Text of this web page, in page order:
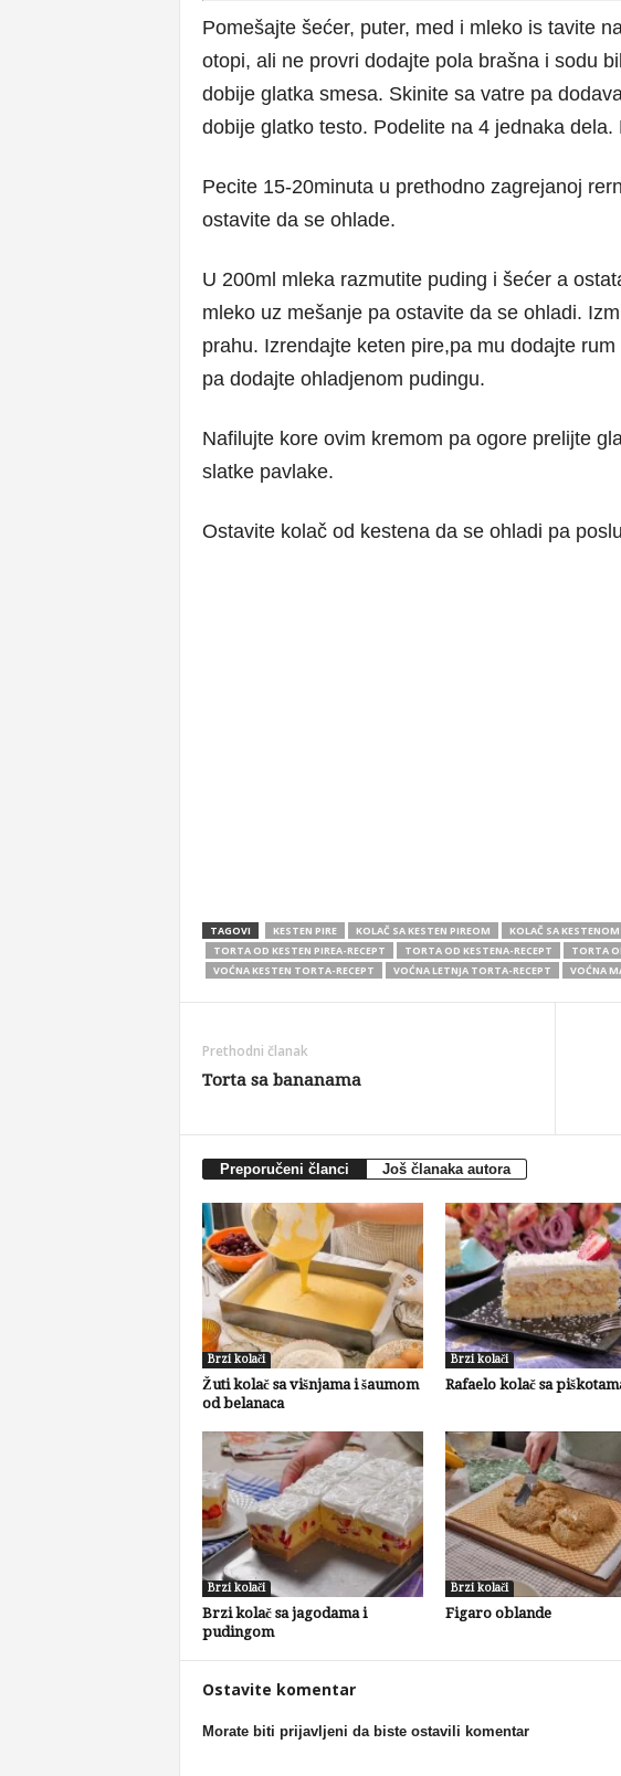
Pomešajte šećer, puter, med i mleko is tavite
otopi, ali ne provri dodajte pola brašna i sodu
dobije glatka smesa. Skinite sa vatre pa
dobije glatko testo. Podelite na 4 jednaka
Pecite 15-20minuta u prethodno zagrejanoj
ostavite da se ohlade.
U 200ml mleka razmutite puding i šećer a
mleko uz mešanje pa ostavite da se ohladi.
prahu. Izrendajte keten pire,pa mu dodajte
pa dodajte ohladjenom pudingu.
Nafilujte kore ovim kremom pa ogore prelijte
slatke pavlake.
Ostavite kolač od kestena da se ohladi pa
TAGOVI KESTEN PIRE KOLAČ SA KESTEN PIREOM KOLAČ SA KESTENOM
TORTA OD KESTEN PIREA-RECEPT
TORTA OD KESTENA-RECEPT TORTA
VOĆNA KESTEN TORTA-RECEPT
VOĆNA LETNJA TORTA-RECEPT VOĆNA
Prethodni članak
Torta sa bananama
Preporučeni članci Još članaka autora
Brzi kolači
Žuti kolač sa višnjama i šaumom
od belanaca
Brzi kolači
Rafaelo kolač sa
Brzi kolači
Brzi kolač sa jagodama i
pudingom
Brzi kolači
Figaro oblande
Ostavite komentar
Morate biti prijavljeni da biste ostavili komentar